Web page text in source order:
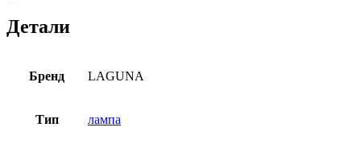
Детали
Бренд LAGUNA
Тип лампа